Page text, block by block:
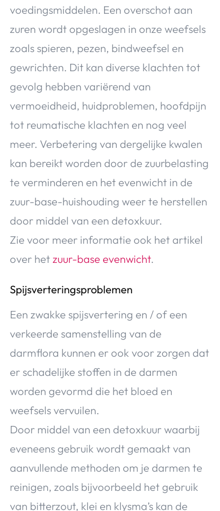
voedingsmiddelen. Een overschot aan
zuren wordt opgeslagen in onze weefsels
zoals spieren, pezen, bindweefsel en
gewrichten. Dit kan diverse klachten tot
gevolg hebben variërend van
vermoeidheid, huidproblemen, hoofdpijn
tot reumatische klachten en nog veel
meer. Verbetering van dergelijke kwalen
kan bereikt worden door de zuurbelasting
te verminderen en het evenwicht in de
zuur-base-huishouding weer te herstellen
door middel van een detoxkuur.
Zie voor meer informatie ook het artikel
over hetzuur-base evenwicht.
Spijsverteringsproblemen
Een zwakke spijsvertering en / of een
verkeerde samenstelling van de
darmflora kunnen er ook voor zorgen dat
er schadelijke stoffen in de darmen
worden gevormd die het bloed en
weefsels vervuilen.
Door middel van een detoxkuur waarbij
eveneens gebruik wordt gemaakt van
aanvullende methoden om je darmen te
reinigen, zoals bijvoorbeeld het gebruik
van bitterzout, klei en klysma’s kan de